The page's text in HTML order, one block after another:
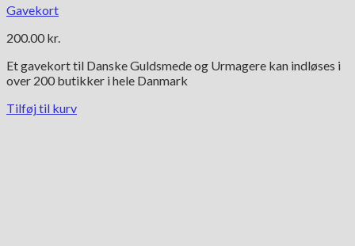
Gavekort
200.00 kr.
Et gavekort til Danske Guldsmede og Urmagere kan indløses i
over 200 butikker i hele Danmark
Tilføj til kurv